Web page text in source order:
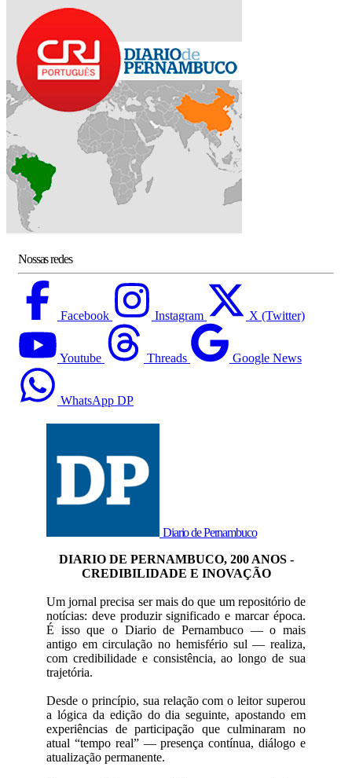
Nossas redes
Facebook Instagram X (Twitter)
Youtube Threads Google News
WhatsApp DP
Diario de Pernambuco
DIARIO DE PERNAMBUCO, 200 ANOS -
CREDIBILIDADE E INOVAÇÃO
Um jornal precisa ser mais do que um repositório de
notícias: deve produzir significado e marcar época.
É isso que o Diario de Pernambuco — o mais
antigo em circulação no hemisfério sul — realiza,
com credibilidade e consistência, ao longo de sua
trajetória.
Desde o princípio, sua relação com o leitor superou
a lógica da edição do dia seguinte, apostando em
experiências de participação que culminaram no
atual “tempo real” — presença contínua, diálogo e
atualização permanente.